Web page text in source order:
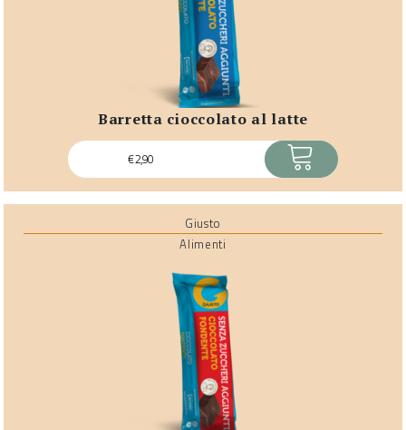
barretta cioccolato al latte
€2,90 ACQUISTA
Giusto
Alimenti